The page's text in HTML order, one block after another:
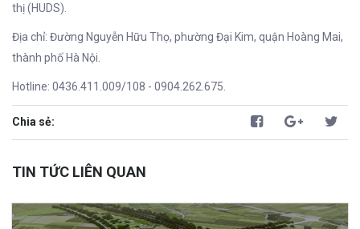
thị (HUDS).
Địa chỉ: Đường Nguyễn Hữu Thọ, phường Đại Kim, quận Hoàng Mai,
thành phố Hà Nội.
Hotline: 0436.411.009/108 - 0904.262.675.
Chia sẻ:
TIN TỨC LIÊN QUAN